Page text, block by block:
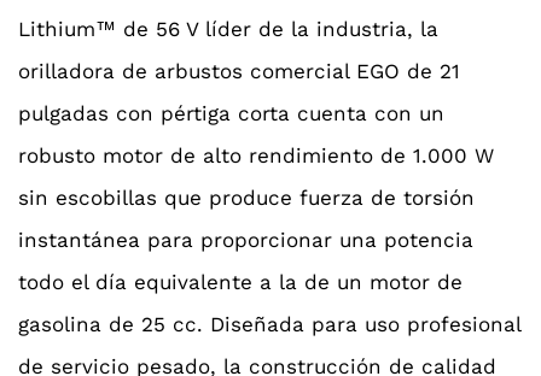
Lithium™ de 56 V líder de la industria, la
orilladora de arbustos comercial EGO de 21
pulgadas con pértiga corta cuenta con un
robusto motor de alto rendimiento de 1.000 W
sin escobillas que produce fuerza de torsión
instantánea para proporcionar una potencia
todo el día equivalente a la de un motor de
gasolina de 25 cc. Diseñada para uso profesional
de servicio pesado, la construcción de calidad